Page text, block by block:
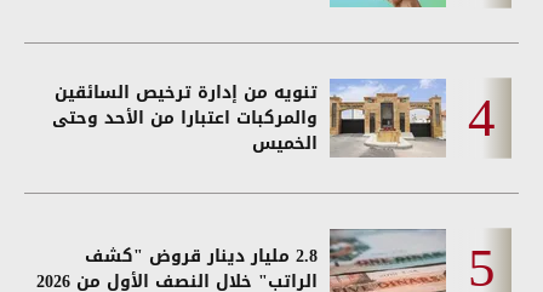
تنويه من إدارة ترخيص السائقين
والمركبات اعتبارا من الأحد وحتى
الخميس
2.8 مليار دينار قروض "كشف
الراتب" خلال النصف الأول من 2026